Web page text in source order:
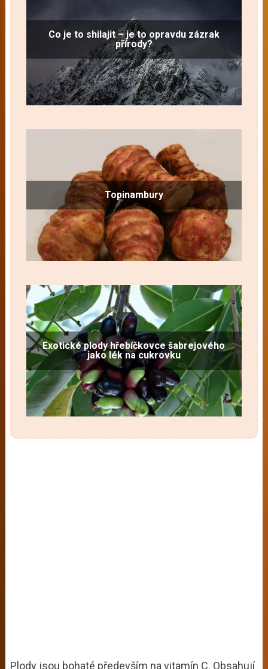
Co je to shilajit – je to opravdu zázrak
přírody?
Topinambury
Exotické plody hřebíčkovce šabrejového
jako lék na cukrovku
Plody jsou bohaté především na vitamín C. Obsahují